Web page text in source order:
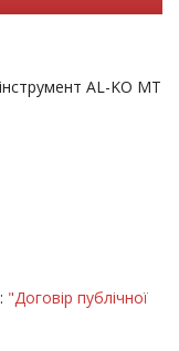
AL-KO МT
"Договір публічної